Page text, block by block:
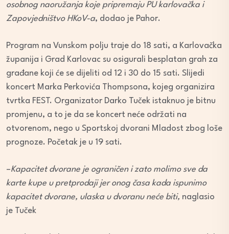
osobnog naoružanja koje pripremaju PU karlovačka i
Zapovjedništvo HKoV-a, dodao je Pahor.
Program na Vunskom polju traje do 18 sati, a Karlovačka
županija i Grad Karlovac su osigurali besplatan grah za
građane koji će se dijeliti od 12 i 30 do 15 sati. Slijedi
koncert Marka Perkovića Thompsona, kojeg organizira
tvrtka FEST. Organizator Darko Tuček istaknuo je bitnu
promjenu, a to je da se koncert neće održati na
otvorenom, nego u Sportskoj dvorani Mladost zbog loše
prognoze. Početak je u 19 sati.
–Kapacitet dvorane je ograničen i zato molimo sve da
karte kupe u pretprodaji jer onog časa kada ispunimo
kapacitet dvorane, ulaska u dvoranu neće biti, naglasio
je Tuček